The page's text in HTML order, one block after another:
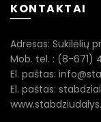
KONTAKTAI
Adresas: Sukilėlių
Mob. tel. : (8-671)
El. paštas:
El. paštas: